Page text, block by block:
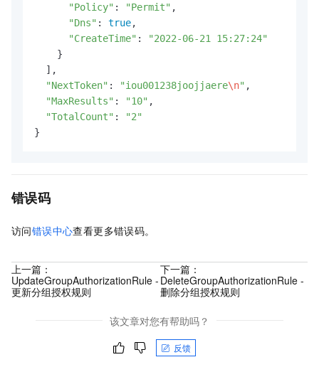
"Policy" : "Permit" ,
"Dns" : true,
"CreateTime" :
"2022-06-21 15:27:24"
    }
  ],
"NextToken" : "iou001238joojjaere\n" ,
"MaxResults" : "10" ,
"TotalCount" :
"2"
}
错误码
访问错误中心查看更多错误码。
上一篇：
UpdateGroupAuthorizationRule -
更新分组授权规则
下一篇：
DeleteGroupAuthorizationRule -
删除分组授权规则
该文章对您有帮助吗？
反馈